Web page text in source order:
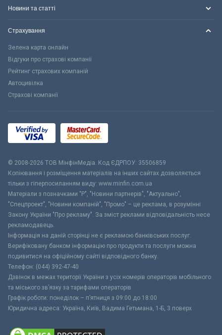
Новини та статті
Страхування
Зелена карта онлайн
Відгуки про страхові компанії
Рейтинг страхових компаній
Автоцивілка
Страхові компанії
© 2008-2026 ТОВ МiнфiнМедiа. Код ЄДРПОУ: 35506859
Копіювання і розміщення матеріалів на інших сайтах дозволяється
тільки з гіперпосиланням виду: www.minfin.com.ua
Матеріали з позначками "Р", "Новини партнерів", "Актуально",
"Спецпроект", "Новини компаній", "Промо" – це реклама, в розумінні
Закону України "Про рекламу". За зміст реклами відповідальність несе
рекламодавець.
Інформація на даній сторінці не є рекламою банківських послуг.
Верифіковану банком інформацію про продукти та послуги можна
подивитися на офіційному сайті відповідного банку.
Телефон: (044) 392-47-40
Дзвінок в межах території України з усіх номерів операторів мобільного
та міського зв’язку за тарифами операторів
Графік роботи: понеділок – п’ятниця з 09:00 до 18:00
Юридична адреса: Україна, Київ, Вадима Гетьмана, 1-Б, 3 поверх